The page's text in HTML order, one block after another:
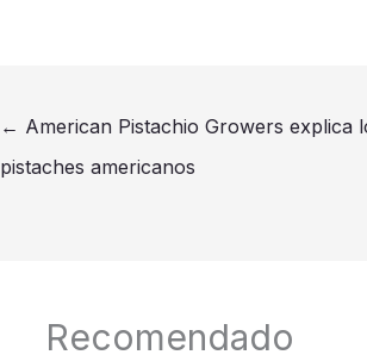
← American Pistachio Growers explica
pistaches americanos
Recomendado